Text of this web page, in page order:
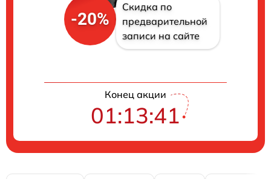
-20%
Скидка по
предварительной
записи на сайте
Конец акции
01:13:40